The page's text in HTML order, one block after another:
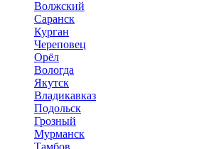
Волжский
Саранск
Курган
Череповец
Орёл
Вологда
Якутск
Владикавказ
Подольск
Грозный
Мурманск
Тамбов